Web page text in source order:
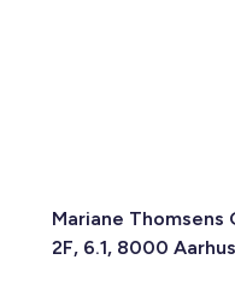
Mariane Thomsens
2F, 6.1, 8000